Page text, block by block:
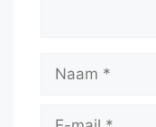
Naam